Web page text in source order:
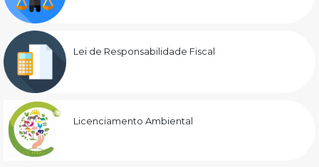
Lei de Responsabilidade Fiscal
Licenciamento Ambiental